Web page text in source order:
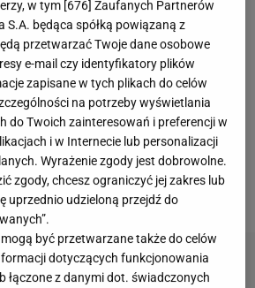
wielką formę również w
Rozpoczęła go zgodnie z
rundzie w trzech setach
(58. WTA) 5:7, 6:2, 6:0, a
z Jil Teichmann (129. WTA) 6:3,
nad Anną Blinkową (39. WTA)
spotkania dzieliły ją od
nie uda jej się go zdobyć.
w tym [676] Zaufanych Partnerów
S.A. będąca spółką powiązaną z
przetwarzać Twoje dane osobowe
e-mail czy identyfikatory plików
zapisane w tych plikach do celów
na potrzeby wyświetlania
do Twoich zainteresowań i preferencji w
i w Internecie lub personalizacji
Wyrażenie zgody jest dobrowolne.
zgody, chcesz ograniczyć jej zakres lub
uprzednio udzieloną przejdź do
być przetwarzane także do celów
dotyczących funkcjonowania
łączone z danymi dot. świadczonych